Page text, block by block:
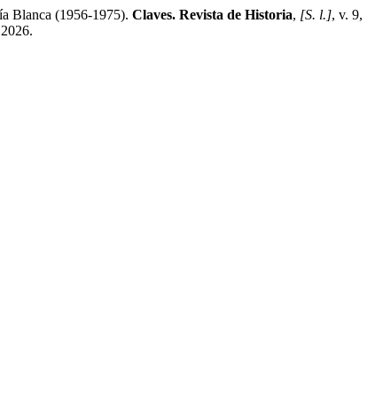
Blanca (1956-1975). Claves. Revista de Historia, [S. l.], v. 9,